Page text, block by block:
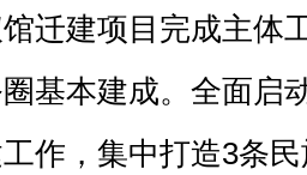
迁建项目完成主体
基本建成。全面启
作，集中打造3条